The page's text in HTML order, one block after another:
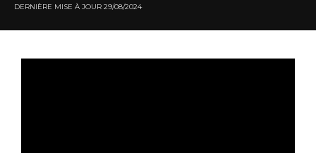
DERNIÈRE MISE À JOUR 29/08/2024